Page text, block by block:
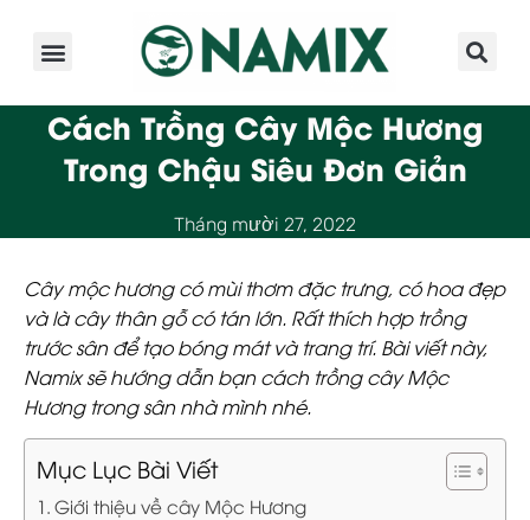
Cách Trồng Cây Mộc Hương
Trong Chậu Siêu Đơn Giản
Tháng mười 27, 2022
Cây mộc hương có mùi thơm đặc trưng, có hoa đẹp
và là cây thân gỗ có tán lớn. Rất thích hợp trồng
trước sân để tạo bóng mát và trang trí. Bài viết này,
Namix sẽ hướng dẫn bạn cách trồng cây Mộc
Hương trong sân nhà mình nhé.
Mục Lục Bài Viết
Giới thiệu về cây Mộc Hương